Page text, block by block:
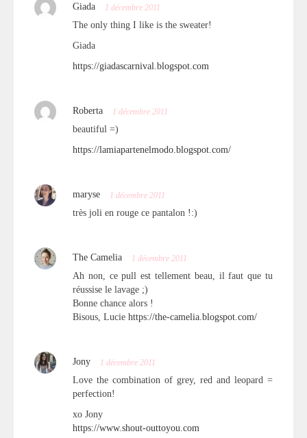
Giada 1 décembre 2011
The only thing I like is the sweater!
Giada
https://giadascarnival.blogspot.com
Roberta 1 décembre 2011
beautiful =)
https://lamiapartenelmodo.blogspot.com/
maryse 1 décembre 2011
très joli en rouge ce pantalon !:)
The Camelia 1 décembre 2011
Ah non, ce pull est tellement beau, il faut que tu
réussise le lavage ;)
Bonne chance alors !
Bisous, Lucie https://the-camelia.blogspot.com/
Jony 1 décembre 2011
Love the combination of grey, red and leopard =
perfection!
xo Jony
https://www.shout-outtoyou.com